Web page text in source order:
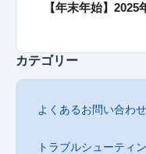
カテゴリー
よくあるお問い合わせ
トラブルシューティ
【年末年始】